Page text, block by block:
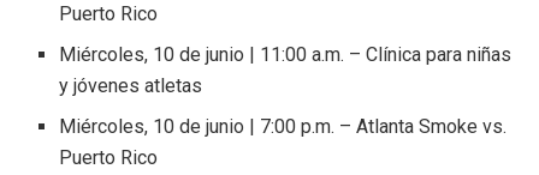
Puerto Rico
Miércoles, 10 de junio | 11:00 a.m. – Clínica para niñas
y jóvenes atletas
Miércoles, 10 de junio | 7:00 p.m. – Atlanta Smoke vs.
Puerto Rico